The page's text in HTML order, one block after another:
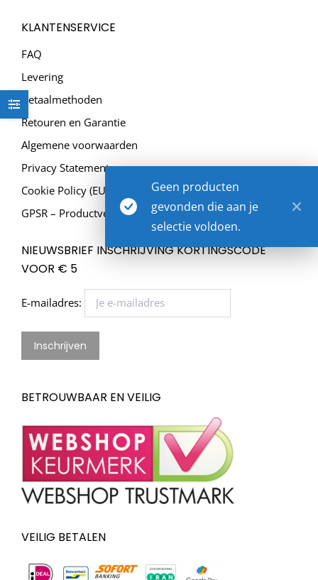
Geen producten
gevonden die aan je
selectie voldoen.
KLANTENSERVICE
FAQ
Levering
Betaalmethoden
Retouren en Garantie
Algemene voorwaarden
Privacy Statement
Cookie Policy (EU)
GPSR – Productveilig en betrouwbaar
NIEUWSBRIEF INSCHRIJVING KORTINGSCODE
VOOR € 5
E-mailadres:
BETROUWBAAR EN VEILIG
VEILIG BETALEN